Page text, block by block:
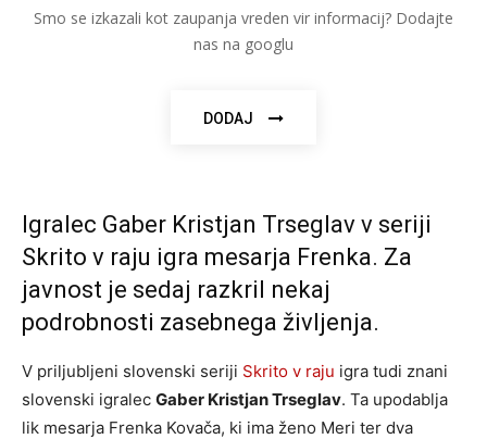
Smo se izkazali kot zaupanja vreden vir informacij? Dodajte
nas na googlu
DODAJ
Igralec Gaber Kristjan Trseglav v seriji
Skrito v raju igra mesarja Frenka. Za
javnost je sedaj razkril nekaj
podrobnosti zasebnega življenja.
V priljubljeni slovenski seriji Skrito v raju igra tudi znani
slovenski igralec Gaber Kristjan Trseglav. Ta upodablja
lik mesarja Frenka Kovača, ki ima ženo Meri ter dva